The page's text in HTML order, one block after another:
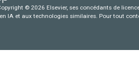
© 2026 Elsevier, ses concédants de
IA et aux technologies similaires. Pour tout